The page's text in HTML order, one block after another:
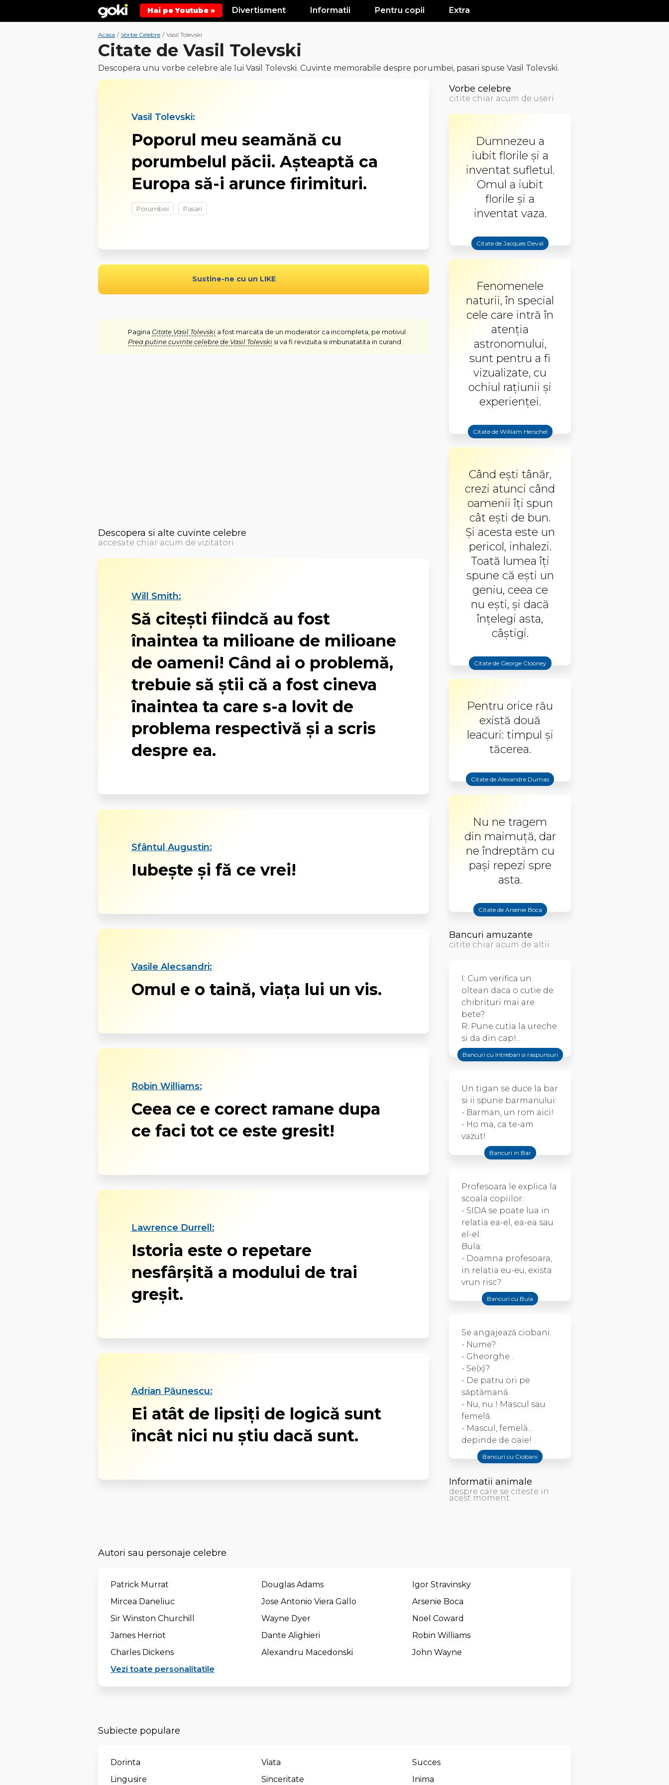
Hai pe Youtube » Divertisment Informatii Pentru copii Extra
Acasa / Vorbe Celebre / Vasil Tolevski
Citate de Vasil Tolevski
Descopera unu vorbe celebre ale lui Vasil Tolevski. Cuvinte memorabile despre porumbei, pasari spuse Vasil Tolevski.
Vasil Tolevski:
Poporul meu seamănă cu
porumbelul păcii. Aşteaptă ca
Europa să-i arunce firimituri.
Porumbei Pasari
Sustine-ne cu un LIKE
Pagina Citate Vasil Tolevski a fost marcata de un moderator ca incompleta, pe motivul
Prea putine cuvinte celebre de Vasil Tolevski si va fi revizuita si imbunatatita in curand.
Descopera si alte cuvinte celebre
accesate chiar acum de vizitatori
Will Smith:
Să citeşti fiindcă au fost
înaintea ta milioane de milioane
de oameni! Când ai o problemă,
trebuie să ştii că a fost cineva
înaintea ta care s-a lovit de
problema respectivă şi a scris
despre ea.
Sfântul Augustin:
Iubește și fă ce vrei!
Vasile Alecsandri:
Omul e o taină, viaţa lui un vis.
Robin Williams:
Ceea ce e corect ramane dupa
ce faci tot ce este gresit!
Lawrence Durrell:
Istoria este o repetare
nesfârşită a modului de trai
greşit.
Adrian Păunescu:
Ei atât de lipsiţi de logică sunt
încât nici nu ştiu dacă sunt.
Vorbe celebre
citite chiar acum de useri
Dumnezeu a
iubit florile şi a
inventat sufletul.
Omul a iubit
florile şi a
inventat vaza.
Citate de Jacques Deval
Fenomenele
naturii, în special
cele care intră în
atenţia
astronomului,
sunt pentru a fi
vizualizate, cu
ochiul raţiunii şi
experienţei.
Citate de William Herschel
Când eşti tânăr,
crezi atunci când
oamenii îţi spun
cât eşti de bun.
Şi acesta este un
pericol, inhalezi.
Toată lumea îţi
spune că eşti un
geniu, ceea ce
nu eşti, şi dacă
înţelegi asta,
câştigi.
Citate de George Clooney
Pentru orice rău
există două
leacuri: timpul și
tăcerea.
Citate de Alexandre Dumas
Nu ne tragem
din maimuță, dar
ne îndreptăm cu
pași repezi spre
asta.
Citate de Arsenie Boca
Bancuri amuzante
citite chiar acum de altii
I: Cum verifica un
oltean daca o cutie de
chibrituri mai are
bete?
R: Pune cutia la ureche
si da din cap!...
Bancuri cu Intrebari si raspunsuri
Un tigan se duce la bar
si ii spune barmanului:
- Barman, un rom aici!
- Ho ma, ca te-am
vazut!
Bancuri in Bar
Profesoara le explica la
scoala copiilor:
- SIDA se poate lua in
relatia ea-el, ea-ea sau
el-el.
Bula:
- Doamna profesoara,
in relatia eu-eu, exista
vrun risc?
Bancuri cu Bula
Se angajează ciobani:
- Nume?
- Gheorghe .
- Se(x)?
- De patru ori pe
săptămană.
- Nu, nu ! Mascul sau
femelă.
- Mascul, femelă...
depinde de oaie!
Bancuri cu Ciobani
Informatii animale
despre care se citeste in
acest moment
Autori sau personaje celebre
Patrick Murrat Douglas Adams
Igor Stravinsky
Mircea Daneliuc
Jose Antonio Viera Gallo
Arsenie Boca
Sir Winston Churchill
Wayne Dyer
Noel Coward
James Herriot
Dante Alighieri
Robin Williams
Charles Dickens
Alexandru Macedonski
John Wayne
Vezi toate personalitatile
Subiecte populare
Dorinta Viata
Succes
Lingusire
Sinceritate Inima